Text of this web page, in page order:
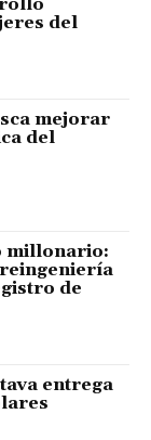
del
mejorar
del
millonario:
reingeniería
de
entrega